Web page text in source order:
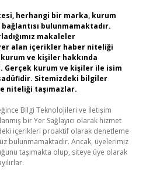
herhangi bir marka, kurum
bulunmamaktadır.
makaleler
alan içerikler haber niteliği
ve kişiler hakkında
Gerçek kurum ve kişiler ile isim
Sitemizdeki bilgiler
niteliği taşımazlar.
Bilgi Teknolojileri ve İletişim
bir Yer Sağlayıcı olarak hizmet
içerikleri proaktif olarak denetleme
bulunmamaktadır. Ancak, üyelerimiz
taşımakta olup, siteye üye olarak